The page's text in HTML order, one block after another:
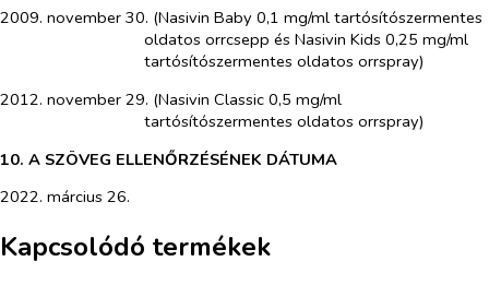
2009. november 30. (Nasivin Baby 0,1 mg/ml tartósítószermentes
oldatos orrcsepp és Nasivin Kids 0,25 mg/ml
tartósítószermentes oldatos orrspray)
2012. november 29. (Nasivin Classic 0,5 mg/ml
tartósítószermentes oldatos orrspray)
10. A SZÖVEG ELLENŐRZÉSÉNEK DÁTUMA
2022. március 26.
Kapcsolódó termékek